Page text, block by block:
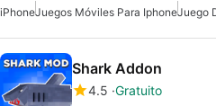
iPhoneJuegos Móviles Para IphoneJuego
Shark Addon
4.5 Gratuito